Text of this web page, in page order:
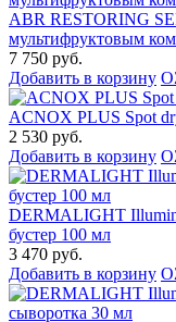
ABR RESTORING
мультифруктовым
7 750 руб.
Добавить в корзину
ACNOX PLUS Spot
2 530 руб.
Добавить в корзину
DERMALIGHT
бустер 100 мл
3 470 руб.
Добавить в корзину